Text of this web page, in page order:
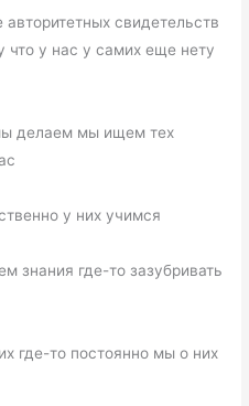
свидетельств
у нас у самих еще нету
делаем мы ищем тех
у них учимся
знания где-то зазубривать
где-то постоянно мы о них